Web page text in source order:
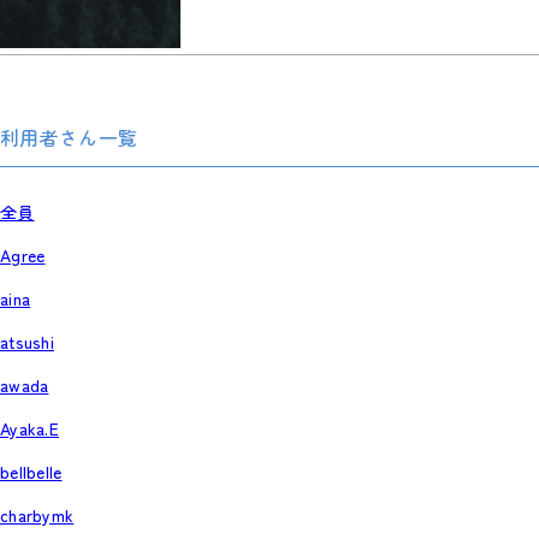
利用者さん一覧
全員
Agree
aina
atsushi
awada
Ayaka.E
bellbelle
charbymk